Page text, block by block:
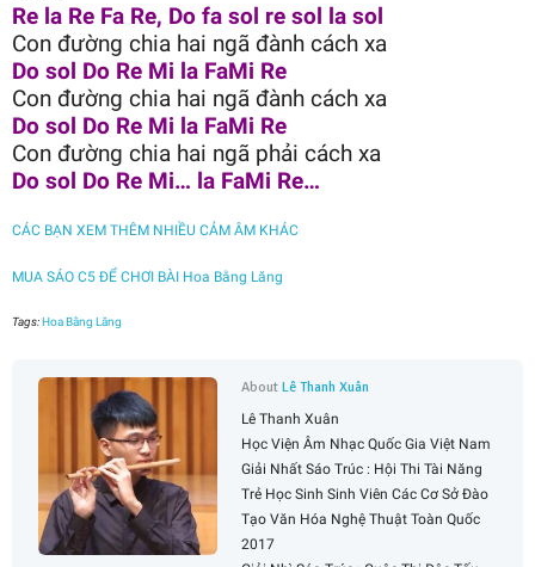
Re la Re Fa Re, Do fa sol re sol la sol
Con đường chia hai ngã đành cách xa
Do sol Do Re Mi la FaMi Re
Con đường chia hai ngã đành cách xa
Do sol Do Re Mi la FaMi Re
Con đường chia hai ngã phải cách xa
Do sol Do Re Mi… la FaMi Re…
CÁC BẠN XEM THÊM NHIỀU CẢM ÂM KHÁC
MUA SÁO C5 ĐỂ CHƠI BÀI Hoa Bằng Lăng
Tags:Hoa Bằng Lăng
AboutLê Thanh Xuân
Lê Thanh Xuân
Học Viện Âm Nhạc Quốc Gia Việt Nam
Giải Nhất Sáo Trúc : Hội Thi Tài Năng
Trẻ Học Sinh Sinh Viên Các Cơ Sở Đào
Tạo Văn Hóa Nghệ Thuật Toàn Quốc
2017